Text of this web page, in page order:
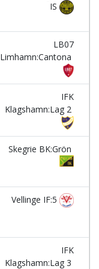
IS
LB07
Limhamn:Cantona
IFK
Klagshamn:Lag 2
Skegrie BK:Grön
Vellinge IF:5
IFK
Klagshamn:Lag 3